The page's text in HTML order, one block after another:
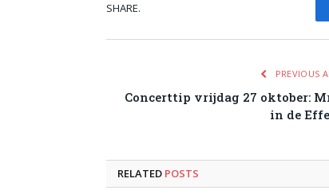
SHARE.
PREVIOUS
Concerttip vrijdag 27 oktober:
in de
RELATED POSTS